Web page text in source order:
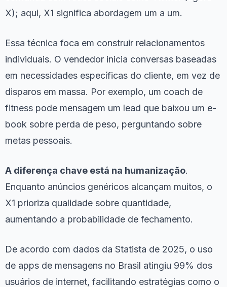
X); aqui, X1 significa abordagem um a um.
Essa técnica foca em construir relacionamentos
individuais. O vendedor inicia conversas baseadas
em necessidades específicas do cliente, em vez de
disparos em massa. Por exemplo, um coach de
fitness pode mensagem um lead que baixou um e-
book sobre perda de peso, perguntando sobre
metas pessoais.
A diferença chave está na humanização.
Enquanto anúncios genéricos alcançam muitos, o
X1 prioriza qualidade sobre quantidade,
aumentando a probabilidade de fechamento.
De acordo com dados da Statista de 2025, o uso
de apps de mensagens no Brasil atingiu 99% dos
usuários de internet, facilitando estratégias como o